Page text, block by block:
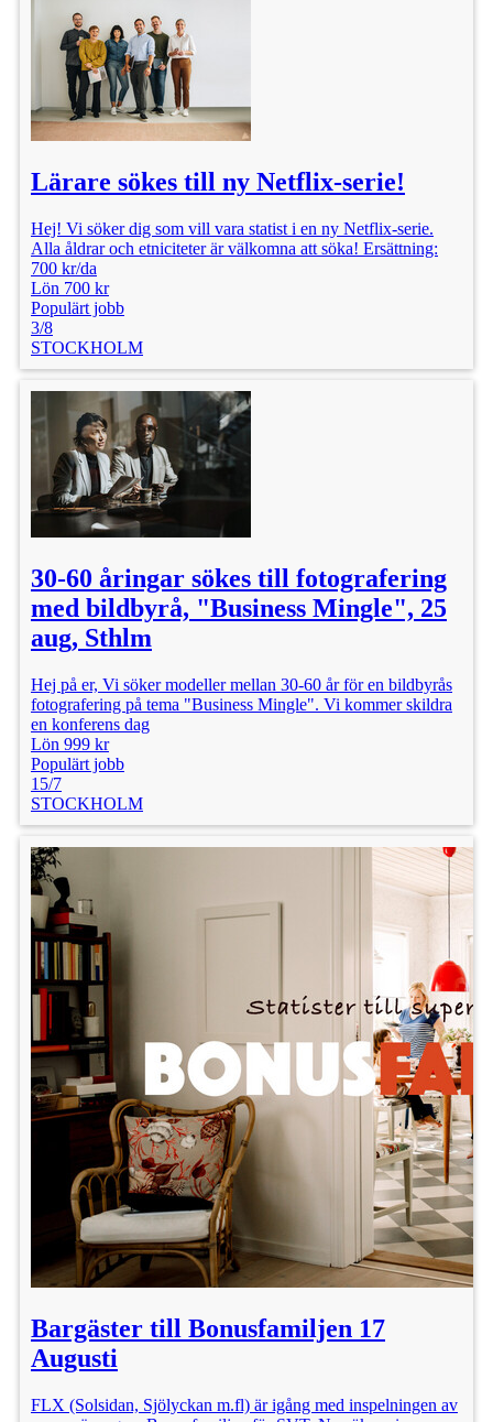
Lärare sökes till ny Netflix-serie!
Hej! Vi söker dig som vill vara statist i en ny Netflix-serie.
Alla åldrar och etniciteter är välkomna att söka! Ersättning:
700 kr/da
Lön 700 kr
Populärt jobb
3/8
STOCKHOLM
30-60 åringar sökes till fotografering
med bildbyrå, "Business Mingle", 25
aug, Sthlm
Hej på er, Vi söker modeller mellan 30-60 år för en bildbyrås
fotografering på tema "Business Mingle". Vi kommer skildra
en konferens dag
Lön 999 kr
Populärt jobb
15/7
STOCKHOLM
Bargäster till Bonusfamiljen 17
Augusti
FLX (Solsidan, Sjölyckan m.fl) är igång med inspelningen av